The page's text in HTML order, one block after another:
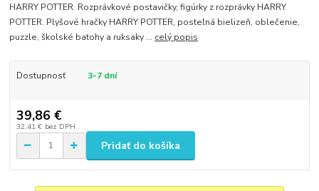
HARRY POTTER. Rozprávkové postavičky, figúrky z rozprávky HARRY
POTTER. Plyšové hračky HARRY POTTER, posteľná bielizeň, oblečenie,
puzzle, školské batohy a ruksaky ... celý popis
Dostupnosť 3-7 dní
39,86 €
32,41 € bez DPH
Pridať do košíka